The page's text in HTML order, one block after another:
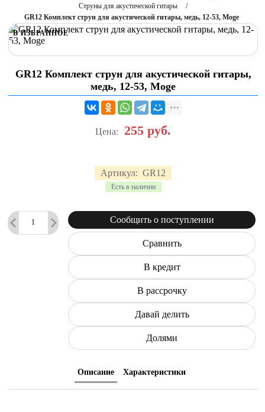
Струны для акустической гитары
/
GR12 Комплект струн для акустической гитары, медь, 12-53, Moge
В ИЗБРАННОЕ
GR12 Комплект струн для акустической гитары,
медь, 12-53, Moge
Артикул: GR12
Есть в наличии
Цена: 255 руб.
Сообщить о поступлении
Сравнить
В кредит
В рассрочку
Давай делить
Долями
Описание Характеристики